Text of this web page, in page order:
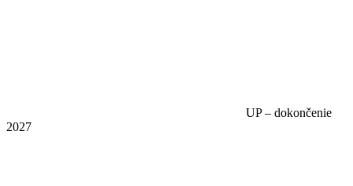
UP – dokončenie
2027